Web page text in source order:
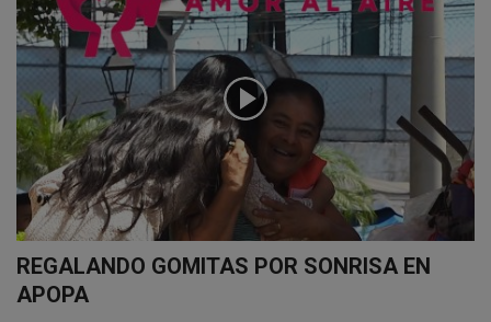
REGALANDO GOMITAS POR SONRISA EN
APOPA